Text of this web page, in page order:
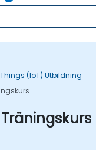
(IoT) Utbildning